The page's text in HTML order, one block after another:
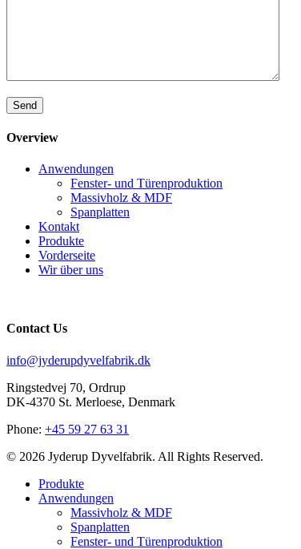
Please leave this field empty.
Overview
Anwendungen
Fenster- und Türenproduktion
Massivholz & MDF
Spanplatten
Kontakt
Produkte
Vorderseite
Wir über uns
Contact Us
info@jyderupdyvelfabrik.dk
Ringstedvej 70, Ordrup
DK-4370 St. Merloese, Denmark
Phone: +45 59 27 63 31
© 2026 Jyderup Dyvelfabrik. All Rights Reserved.
Close
Menu
Produkte
Anwendungen
Massivholz & MDF
Spanplatten
Fenster- und Türenproduktion